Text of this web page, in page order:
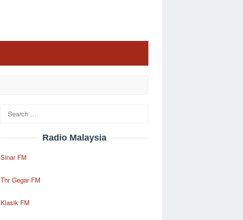
Search
for:
Radio Malaysia
Sinar FM
Thr Gegar FM
Klasik FM